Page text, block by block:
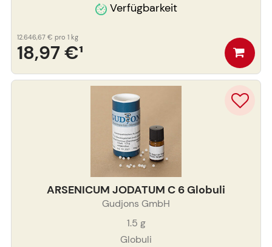
Verfügbarkeit
18,97 €¹
12.646,67 € pro 1 kg
ARSENICUM JODATUM C 6 Globuli
Gudjons GmbH
1.5 g
Globuli